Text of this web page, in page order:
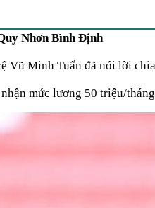
Nhơn Bình Định
Vũ Minh Tuấn đã nói lời
mức lương 50 triệu/